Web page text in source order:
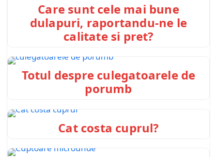
Care sunt cele mai bune
dulapuri, raportandu-ne le
calitate si pret?
Totul despre culegatoarele de
porumb
Cat costa cuprul?